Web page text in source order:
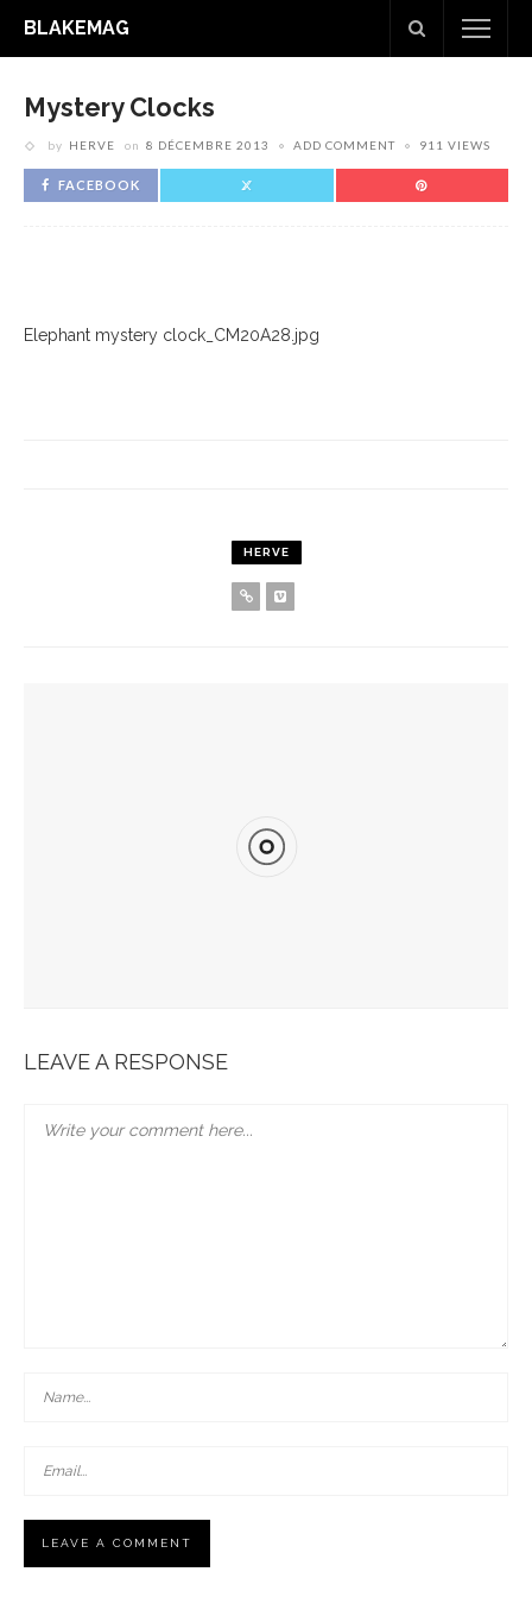
BLAKEMAG
Mystery Clocks
by HERVE on 8 DÉCEMBRE 2013 ADD COMMENT 911 VIEWS
FACEBOOK
Elephant mystery clock_CM20A28.jpg
HERVE
La Maison Boutary : De Paris À Tokyo
LEAVE A RESPONSE